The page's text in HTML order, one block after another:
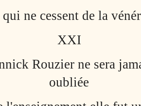
ne cessent de la
XXI
Rouzier ne sera
oubliée